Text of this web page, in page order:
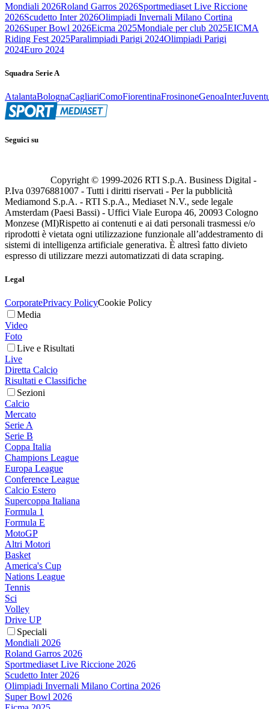
Mondiali 2026Roland Garros 2026Sportmediaset Live Riccione
2026Scudetto Inter 2026Olimpiadi Invernali Milano Cortina
2026Super Bowl 2026Eicma 2025Mondiale per club 2025EICMA
Riding Fest 2025Paralimpiadi Parigi 2024Olimpiadi Parigi
2024Euro 2024
Squadra Serie A
AtalantaBolognaCagliariComoFiorentinaFrosinoneGenoaInter
Seguici su
Copyright © 1999-2026 RTI S.p.A. Business Digital -
P.Iva 03976881007 - Tutti i diritti riservati - Per la pubblicità
Mediamond S.p.A. - RTI S.p.A., Mediaset N.V., sede legale
Amsterdam (Paesi Bassi) - Uffici Viale Europa 46, 20093 Cologno
Monzese (MI)Rispetto ai contenuti e ai dati personali trasmessi e/o
riprodotti è vietata ogni utilizzazione funzionale all’addestramento di
sistemi di intelligenza artificiale generativa. È altresì fatto divieto
espresso di utilizzare mezzi automatizzati di data scraping.
Legal
CorporatePrivacy PolicyCookie Policy
Media
Video
Foto
Live e Risultati
Live
Diretta Calcio
Risultati e Classifiche
Sezioni
Calcio
Mercato
Serie A
Serie B
Coppa Italia
Champions League
Europa League
Conference League
Calcio Estero
Supercoppa Italiana
Formula 1
Formula E
MotoGP
Altri Motori
Basket
America's Cup
Nations League
Tennis
Sci
Volley
Drive UP
Speciali
Mondiali 2026
Roland Garros 2026
Sportmediaset Live Riccione 2026
Scudetto Inter 2026
Olimpiadi Invernali Milano Cortina 2026
Super Bowl 2026